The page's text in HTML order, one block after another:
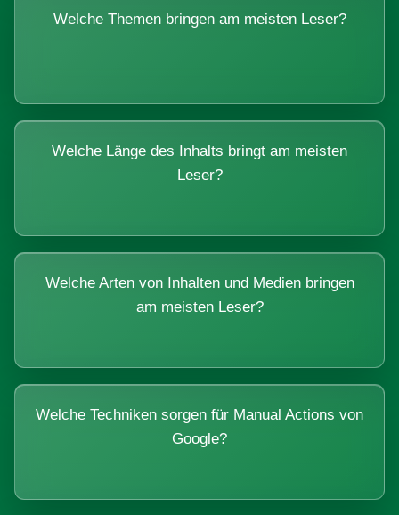
Welche Themen bringen am meisten Leser?
Welche Länge des Inhalts bringt am meisten
Leser?
Welche Arten von Inhalten und Medien bringen
am meisten Leser?
Welche Techniken sorgen für Manual Actions von
Google?